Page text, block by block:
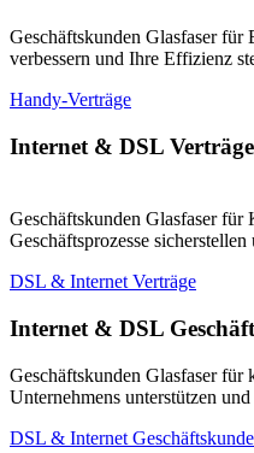
Geschäftskunden Glasfaser
verbessern und Ihre Effizienz
Handy-Verträge
Internet & DSL Verträge
Geschäftskunden Glasfaser
Geschäftsprozesse
DSL & Internet Verträge
Internet & DSL
Geschäftskunden Glasfaser
Unternehmens unterstützen
DSL & Internet